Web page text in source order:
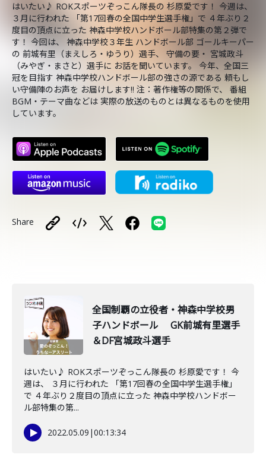
はいたい♪ ROKスポーツぞっこん隊長の 杉原愛です！ 今週は、
３月に行われた 「第17回春の全国中学生選手権」で ４年ぶり２
度目の頂点に立った 神森中学校ハンドボール部特集の第２弾で
す！ 今回は、 神森中学校３年生 ハンドボール部 ゴールキーパー
の 前城有里（まえしろ・ゆうり）選手、 守備の要・ 宮城政斗
（みやぎ・まさと）選手に お話を聞いています。 今年、全国三
冠を目指す 神森中学校ハンドボール部の強さの源である 頼もし
い守備陣のお声を お届けします!! 注：著作権等の関係で、 番組
BGM・テーマ曲などは 実際の放送のものとは異なるものを使用
しています。
Share
全国制覇の立役者・神森中学校男
子ハンドボール GK前城有里選手
＆DF宮城政斗選手
はいたい♪ ROKスポーツぞっこん隊長の 杉原愛です！ 今
週は、 ３月に行われた 「第17回春の全国中学生選手権」
で ４年ぶり２度目の頂点に立った 神森中学校ハンドボー
ル部特集の第...
2022.05.09 |00:13:34